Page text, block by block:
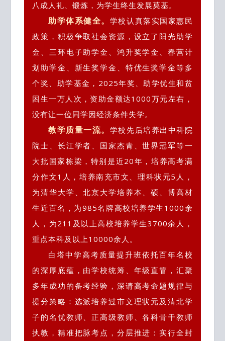
八成人礼、锻炼，为学生终生发展莫基。
助学体系健全。 学校认真落实国家惠民
政策，积极争取社会资源，设立了阳光助学
金、三环电子助学金、鸿升奖学金、春营计
划助学金、新生奖学金、特优生奖学金等多
个奖、助学基金，2025年奖、助学优生和贫
困生一万人次，资助金额达1000万元左右，
没有让一位同学因经济条件失学。
教学质量一流。 学校先后培养出中科院
院士、长江学者、国家杰青、世界冠军等一
大批国家栋梁，特别是近20年，培养高考满
分作文1人，培养南充市文、理科状元5人，
为清华大学、北京大学培养本、硕、博高材
生近百名，为985名牌高校培养学生1000余
人，为211及以上高校培养学生3700余人，
重点本科及以上10000余人。
白塔中学高考质量提升班依托百年名校
的深厚底蕴，由学校统筹、年级直管，汇聚
多年成功的备考经验，深请高考命题规律与
提分策略：选派培养过市文理状元及清北学
子的名优教师、正高级教师、各科骨干教师
执教，精准把脉考点，分层推进：实行全封